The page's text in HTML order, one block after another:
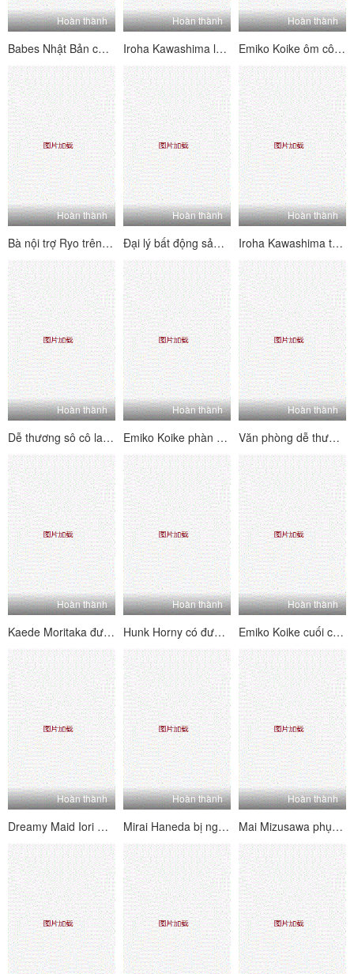
Hoàn thành
Babes Nhật Bản chứa đầy những con gà trống trong một suối nước nóng
Hoàn thành
Iroha Kawashima làm việc của mình trên điện thoại và vẫn được lấp đầy
Hoàn thành
Emiko Koike ôm cô con trai và người bạn thân nhất của mình trong một bộ ba người đẹp
Hoàn thành
Bà nội trợ Ryo trên đầu gối mút người yêu trong một cửa hàng tình dục
Hoàn thành
Đại lý bất động sản Curvy Julia Nanase có một mẹo để bán bất cứ thứ gì
Hoàn thành
Iroha Kawashima thể hiện đồ chơi mới mà công ty của cô phát triển
Hoàn thành
Dễ thương sô cô la tóc văn phòng Rino Mizusawa đầy đồ chơi tình dục
Hoàn thành
Emiko Koike phàn nàn với chồng và tràn ngập vòi nước và kiêm
Hoàn thành
Văn phòng dễ thương Lady Iroha Kawashima vừa được thuê và ngay lập tức sử dụng hết
Hoàn thành
Kaede Moritaka được fucked Hardcore trong khi chồng cô ngủ
Hoàn thành
Hunk Horny có được rác của họ vào sluts kinky tại suối nước nóng
Hoàn thành
Emiko Koike cuối cùng cũng được hương vị của con gà trống của con trai cô
Hoàn thành
Dreamy Maid Iori Mizuki làm hài lòng chủ nhân và người bạn tốt nhất của mình
Hoàn thành
Mirai Haneda bị ngón tay và ăn bằng keo dính
Hoàn thành
Mai Mizusawa phục vụ lồn ngon ngọt của cô ấy